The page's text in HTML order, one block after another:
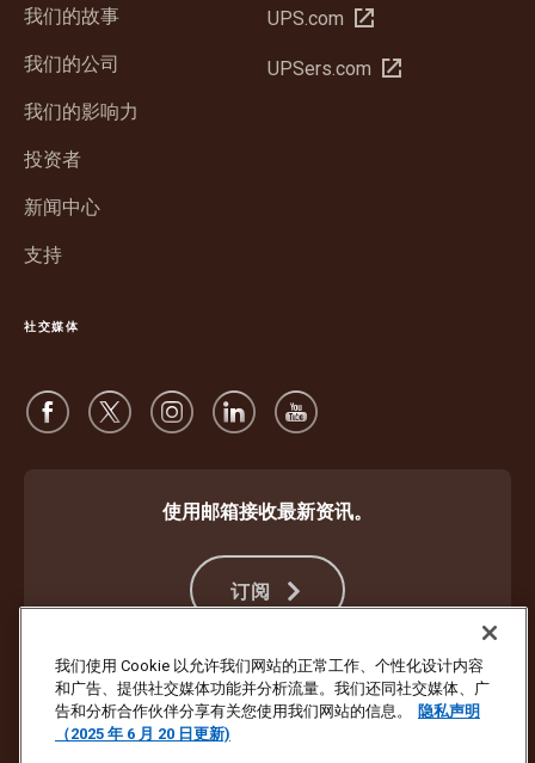
我们的故事
我们的公司
我们的影响力
投资者
新闻中心
支持
UPS.com 在
窗
UPSers.com 在
社交媒体
使用邮箱接收最新资讯。
订阅
防止欺诈 条款与条件 网站使用条款 隐私声明 Cookie 设置
版权所有 ©1994 - 2026 United Parcel Service of America, Inc. 保留所有
我们使用 Cookie 以允许我们网站的正常工作、个性化设计内容
和广告、提供社交媒体功能并分析流量。我们还同社交媒体、广
告和分析合作伙伴分享有关您使用我们网站的信息。
隐私声明
（2025 年 6 月 20 日更新)